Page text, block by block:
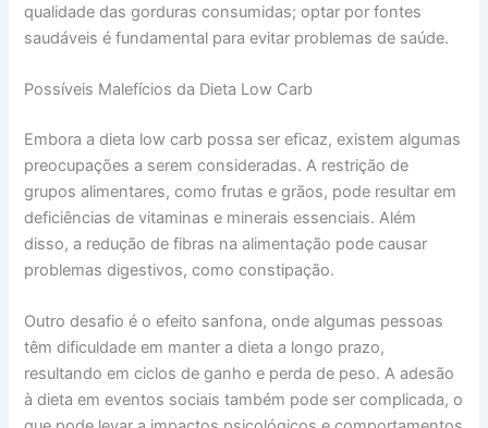
qualidade das gorduras consumidas; optar por fontes
saudáveis é fundamental para evitar problemas de saúde.
Possíveis Malefícios da Dieta Low Carb
Embora a dieta low carb possa ser eficaz, existem algumas
preocupações a serem consideradas. A restrição de
grupos alimentares, como frutas e grãos, pode resultar em
deficiências de vitaminas e minerais essenciais. Além
disso, a redução de fibras na alimentação pode causar
problemas digestivos, como constipação.
Outro desafio é o efeito sanfona, onde algumas pessoas
têm dificuldade em manter a dieta a longo prazo,
resultando em ciclos de ganho e perda de peso. A adesão
à dieta em eventos sociais também pode ser complicada, o